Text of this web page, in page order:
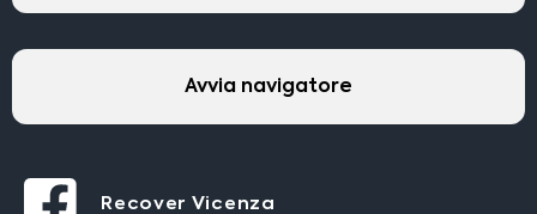
Avvia navigatore
Recover Vicenza